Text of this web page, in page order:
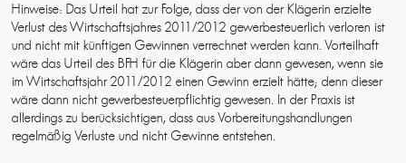
Hinweise: Das Urteil hat zur Folge, dass der von der Klägerin erzielte
Verlust des Wirtschaftsjahres 2011/2012 gewerbesteuerlich verloren ist
und nicht mit künftigen Gewinnen verrechnet werden kann. Vorteilhaft
wäre das Urteil des BFH für die Klägerin aber dann gewesen, wenn sie
im Wirtschaftsjahr 2011/2012 einen Gewinn erzielt hätte; denn dieser
wäre dann nicht gewerbesteuerpflichtig gewesen. In der Praxis ist
allerdings zu berücksichtigen, dass aus Vorbereitungshandlungen
regelmäßig Verluste und nicht Gewinne entstehen.